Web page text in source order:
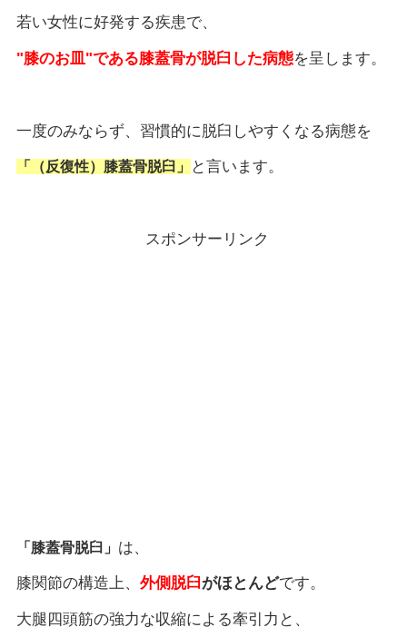
若い女性に好発する疾患で、
"膝のお皿"である膝蓋骨が脱臼した病態を呈します。
一度のみならず、習慣的に脱臼しやすくなる病態を
「（反復性）膝蓋骨脱臼」 と言います。
スポンサーリンク
「膝蓋骨脱臼」 は、
膝関節の構造上、 外側脱臼がほとんどです。
大腿四頭筋の強力な収縮による牽引力と、